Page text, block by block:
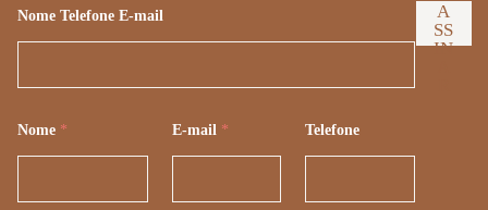
Nome Telefone E-mail
Nome * E-mail * Telefone
A
SS
IN